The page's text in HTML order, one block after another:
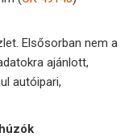
Elsősorban nem a
ajánlott,
autóipari,